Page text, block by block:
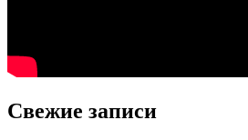
Свежие записи